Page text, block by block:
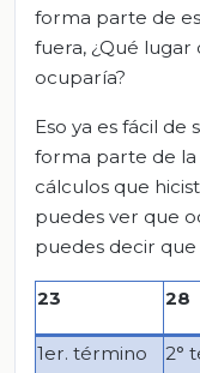
forma parte de
fuera, ¿Qué
ocuparía?
Eso ya es fácil
forma parte de la
cálculos que
puedes ver que
puedes decir
23 28
1er. término 2°